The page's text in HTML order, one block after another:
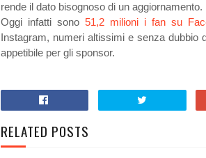
rende il dato bisognoso di un aggiornamento.
Oggi infatti sono 51,2 milioni i fan su
Instagram, numeri altissimi e senza
appetibile per gli sponsor.
RELATED POSTS